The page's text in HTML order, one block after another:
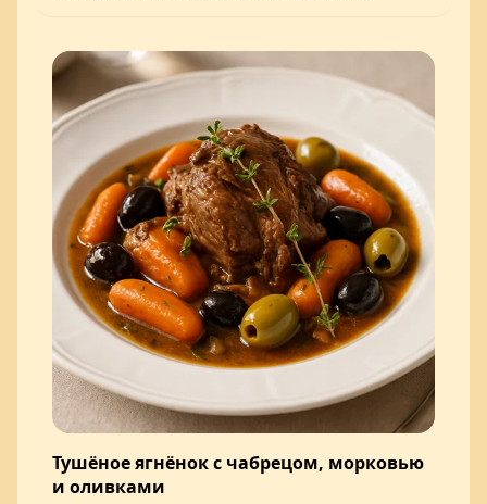
Тушёное ягнёнок с чабрецом, морковью
и оливками